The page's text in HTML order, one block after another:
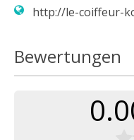
http://le-coiffeur-
Bewertungen